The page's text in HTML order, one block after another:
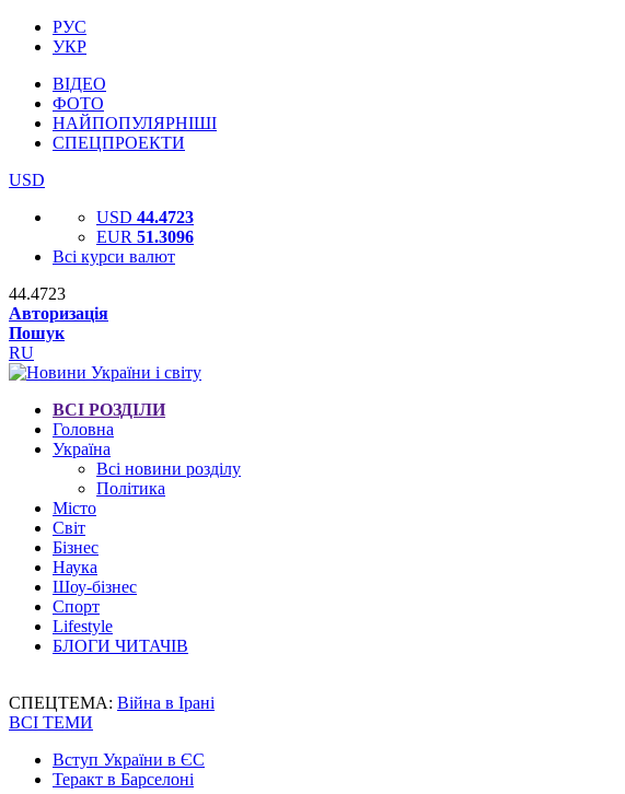
РУС
УКР
ВІДЕО
ФОТО
НАЙПОПУЛЯРНІШІ
СПЕЦПРОЕКТИ
USD
USD 44.4723
EUR 51.3096
Всі курси валют
44.4723
Авторизація
Пошук
RU
ВСІ РОЗДІЛИ
Головна
Україна
Всі новини розділу
Політика
Місто
Світ
Бізнес
Наука
Шоу-бізнес
Спорт
Lifestyle
БЛОГИ ЧИТАЧІВ
СПЕЦТЕМА: Війна в Ірані
ВСІ ТЕМИ
Вступ України в ЄС
Теракт в Барселоні